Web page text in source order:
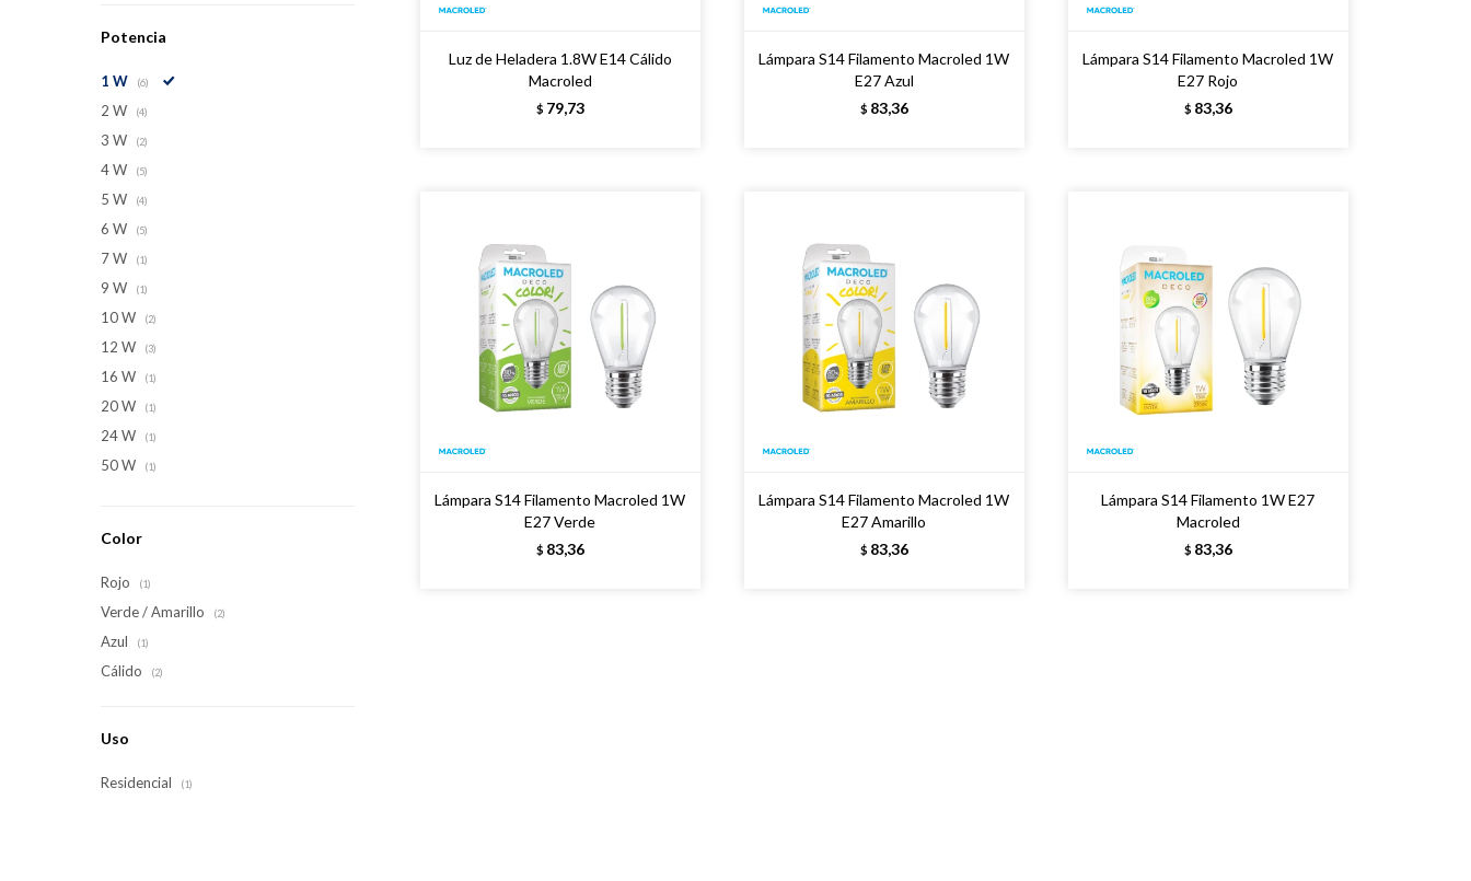
Luz de Heladera 1.8W E14 Cálido
Macroled
$ 79,73
Lámpara S14 Filamento Macroled 1W
E27 Azul
$ 83,36
Lámpara S14 Filamento Macroled 1W
E27 Rojo
$ 83,36
Lámpara S14 Filamento Macroled 1W
E27 Verde
$ 83,36
Lámpara S14 Filamento Macroled 1W
E27 Amarillo
$ 83,36
Lámpara S14 Filamento 1W E27
Macroled
$ 83,36
Potencia
1 W (6)
2 W (4)
3 W (2)
4 W (5)
5 W (4)
6 W (5)
7 W (1)
9 W (1)
10 W (2)
12 W (3)
16 W (1)
20 W (1)
24 W (1)
50 W (1)
Color
Rojo (1)
Verde / Amarillo (2)
Azul (1)
Cálido (2)
Uso
Residencial (1)